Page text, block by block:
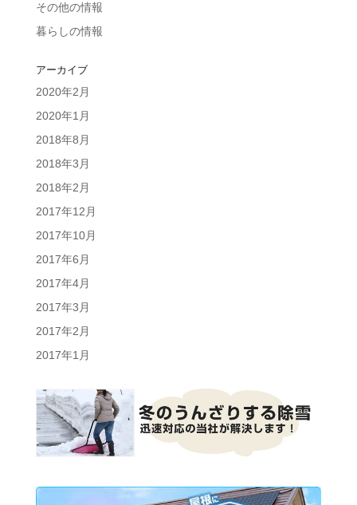
その他の情報
暮らしの情報
アーカイブ
2020年2月
2020年1月
2018年8月
2018年3月
2018年2月
2017年12月
2017年10月
2017年6月
2017年4月
2017年3月
2017年2月
2017年1月